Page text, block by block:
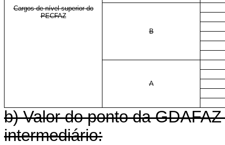
Cargos de nível superior do
PECFAZ
B
A
b) Valor do ponto da
intermediário: